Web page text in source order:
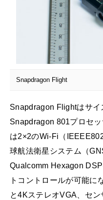
Snapdragon Flight
Snapdragon Flightはサイ
Snapdragon 801プロセ
は2×2のWi-Fi（
球航法衛星システム（
Qualcomm Hexagon
トコントロールが可能に
と4KステレオVGA、セン